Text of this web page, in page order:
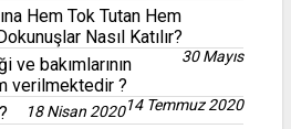
Hem Tok Tutan Hem
Nasıl Katılır?
30 Mayıs
ve bakımlarının
verilmektedir ?
14 Temmuz 2020
18 Nisan 2020